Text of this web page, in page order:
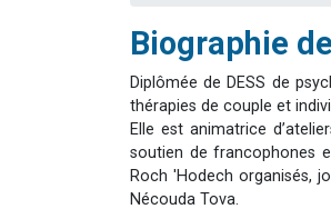
Biographie
Diplômée de DESS de
thérapies de couple et
Elle est animatrice
soutien de francophones
Roch 'Hodech organisés,
Nécouda Tova.